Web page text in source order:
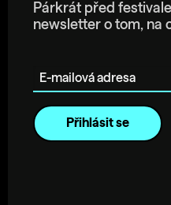
Párkrát před
newsletter o tom, na